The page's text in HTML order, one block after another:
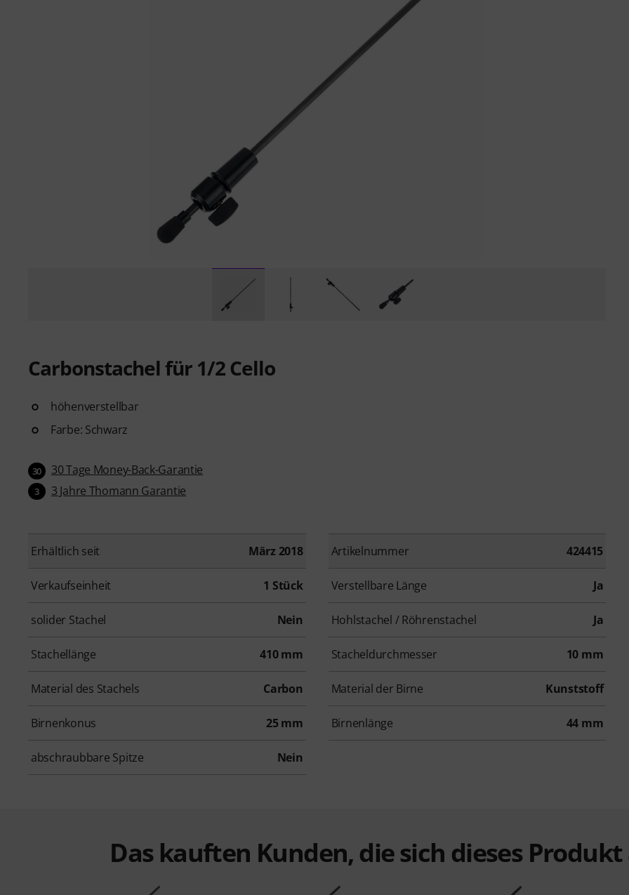
Carbonstachel für 1/2 Cello
höhenverstellbar
Farbe: Schwarz
30 30 Tage Money-Back-Garantie
3 3 Jahre Thomann Garantie
Erhältlich seit März 2018 Artikelnummer 424415
Verkaufseinheit 1 Stück Verstellbare Länge Ja
solider Stachel Nein Hohlstachel / Röhrenstachel Ja
Stachellänge 410 mm Stacheldurchmesser 10 mm
Material des Stachels Carbon Material der Birne Kunststoff
Birnenkonus 25 mm Birnenlänge 44 mm
abschraubbare Spitze Nein
Das kauften Kunden, die sich dieses